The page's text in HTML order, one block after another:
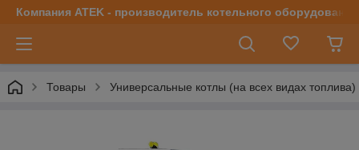
Компания ATEK - производитель котельного оборудования
Товары Универсальные котлы (на всех видах топлива)